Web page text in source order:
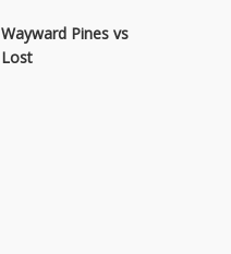
Wayward Pines vs
Lost